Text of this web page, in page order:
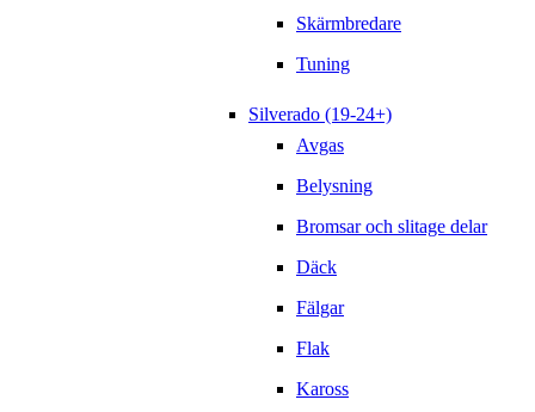
Skärmbredare
Tuning
Silverado (19-24+)
Avgas
Belysning
Bromsar och slitage delar
Däck
Fälgar
Flak
Kaross